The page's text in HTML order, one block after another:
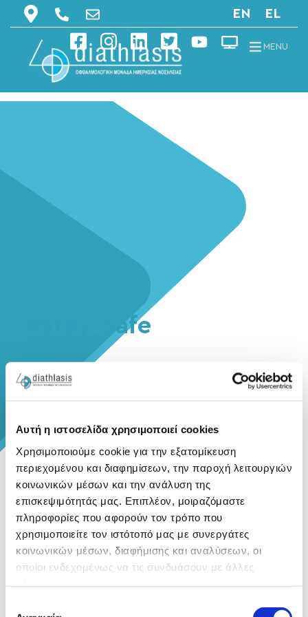
Αυτή η ιστοσελίδα χρησιμοποιεί cookies
Χρησιμοποιούμε cookie για την εξατομίκευση
περιεχομένου και διαφημίσεων, την παροχή λειτουργιών
κοινωνικών μέσων και την ανάλυση της
επισκεψιμότητάς μας. Επιπλέον, μοιραζόμαστε
πληροφορίες που αφορούν τον τρόπο που
χρησιμοποιείτε τον ιστότοπό μας με συνεργάτες
κοινωνικών μέσων, διαφήμισης και αναλύσεων, οι
οποίοι ενδεχομένως να τις συνδυάσουν με άλλες
EN EL
MENU
#Stay_Safe